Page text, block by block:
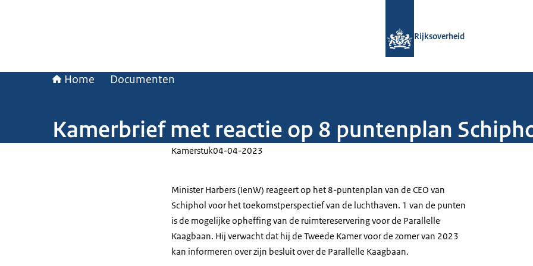
Rijksoverheid
Home Documenten
Kamerbrief met reactie op 8 puntenplan
Kamerstuk04-04-2023
Minister Harbers (IenW) reageert op het 8-puntenplan van de CEO van
Schiphol voor het toekomstperspectief van de luchthaven. 1 van de punten
is de mogelijke opheffing van de ruimtereservering voor de Parallelle
Kaagbaan. Hij verwacht dat hij de Tweede Kamer voor de zomer van 2023
kan informeren over zijn besluit over de Parallelle Kaagbaan.